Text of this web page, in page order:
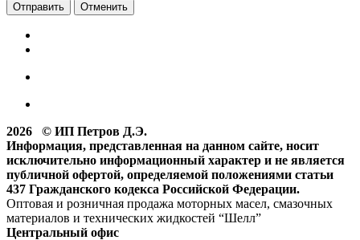
Отменить
2026 © ИП Петров Д.Э.
Информация, представленная на данном сайте, носит
исключительно информационный характер и не является
публичной офертой, определяемой положениями статьи
437 Гражданского кодекса Российской Федерации.
Оптовая и розничная продажа моторных масел, смазочных
материалов и технических жидкостей “Шелл”
Центральный офис